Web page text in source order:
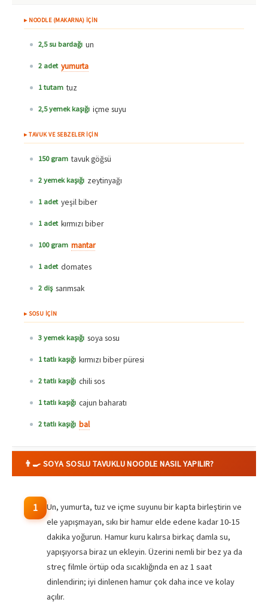
▸ NOODLE (MAKARNA) İÇİN
2,5 su bardağı un
2 adet yumurta
1 tutam tuz
2,5 yemek kaşığı içme suyu
▸ TAVUK VE SEBZELER İÇİN
150 gram tavuk göğsü
2 yemek kaşığı zeytinyağı
1 adet yeşil biber
1 adet kırmızı biber
100 gram mantar
1 adet domates
2 diş sarımsak
▸ SOSU İÇİN
3 yemek kaşığı soya sosu
1 tatlı kaşığı kırmızı biber püresi
2 tatlı kaşığı chili sos
1 tatlı kaşığı cajun baharatı
2 tatlı kaşığı bal
👨‍🍳 SOYA SOSLU TAVUKLU NOODLE NASIL YAPILIR?
1
Un, yumurta, tuz ve içme suyunu bir kapta birleştirin ve
ele yapışmayan, sıkı bir hamur elde edene kadar 10-15
dakika yoğurun. Hamur kuru kalırsa birkaç damla su,
yapışıyorsa biraz un ekleyin. Üzerini nemli bir bez ya da
streç filmle örtüp oda sıcaklığında en az 1 saat
dinlendirin; iyi dinlenen hamur çok daha ince ve kolay
açılır.